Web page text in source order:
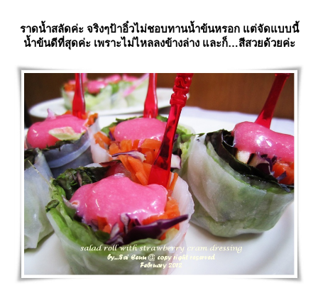
ราดน้ำสลัดค่ะ จริงๆป้าอิ๋วไม่ชอบทานน้ำข้นหรอก แต่จัดแบบนี้
น้ำข้นดีที่สุดค่ะ เพราะไม่ไหลลงข้างล่าง และก็…สีสวยด้วยค่ะ